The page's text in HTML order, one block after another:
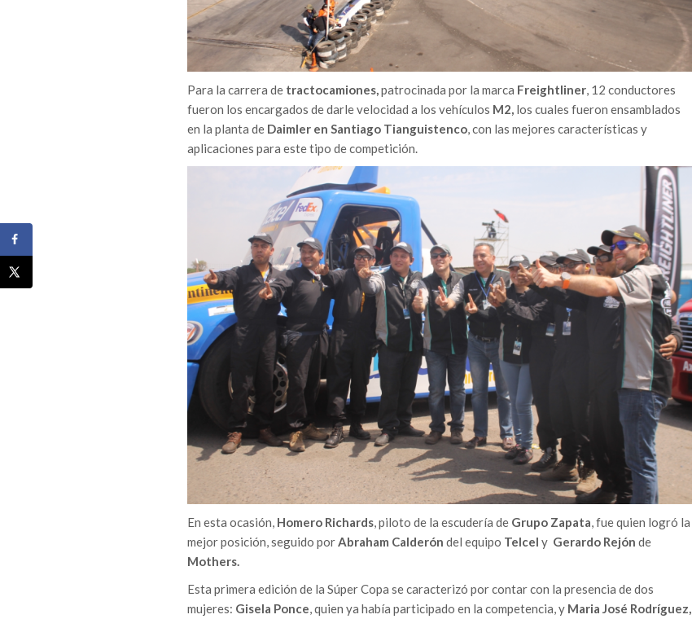
Para la carrera de tractocamiones,patrocinada por la marca Freightliner, 12 conductores
fueron los encargados de darle velocidad a los vehículos M2,los cuales fueron ensamblados
en la planta de Daimler en Santiago Tianguistenco, con las mejores características y
aplicaciones para este tipo de competición.
En esta ocasión, Homero Richards, piloto de la escudería de Grupo Zapata, fue quien logró la
mejor posición, seguido porAbraham Calderón del equipo Telcel y Gerardo Rejón de
Mothers.
Esta primera edición de la Súper Copa se caracterizó por contar con la presencia de dos
mujeres: Gisela Ponce, quien ya había participado en la competencia, y Maria José Rodríguez,